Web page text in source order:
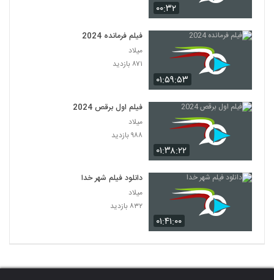
۰۰:۳۲
۰۱:۵۹:۵۳
فیلم فرمانده 2024
میلاد
۸۷۱ بازدید
۰۱:۳۸:۲۲
فیلم اول برقص 2024
میلاد
۹۸۸ بازدید
۰۱:۴۱:۰۰
دانلود فیلم شهر خدا
میلاد
۸۳۲ بازدید